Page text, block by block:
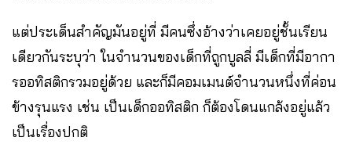
แต่ประเด็นสำคัญมันอยู่ที่ มีคนซึ่งอ้างว่าเคยอยู่ชั้นเรียน
เดียวกันระบุว่า ในจำนวนของเด็กที่ถูกบูลลี่ มีเด็กที่มีอากา
รออทิสติกรวมอยู่ด้วย และก็มีคอมเมนต์จำนวนหนึ่งที่ค่อน
ข้างรุนแรง เช่น เป็นเด็กออทิสติก ก็ต้องโดนแกล้งอยู่แล้ว
เป็นเรื่องปกติ